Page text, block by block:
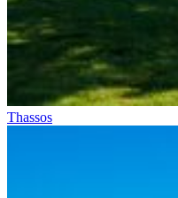
Thassos